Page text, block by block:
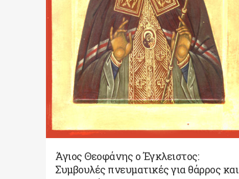
Άγιος Θεοφάνης ο Έγκλειστος:
Συμβουλές πνευματικές για θάρρος και